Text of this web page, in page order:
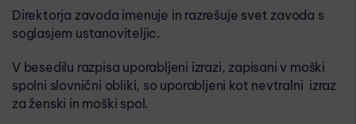
Direktorja zavoda imenuje in razrešuje svet zavoda s
soglasjem ustanoviteljic.
V besedilu razpisa uporabljeni izrazi, zapisani v moški
spolni slovnični obliki, so uporabljeni kot nevtralni izraz
za ženski in moški spol.